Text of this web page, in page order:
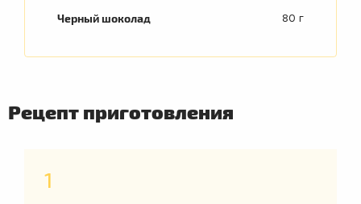
Черный шоколад 80 г
Рецепт приготовления
1